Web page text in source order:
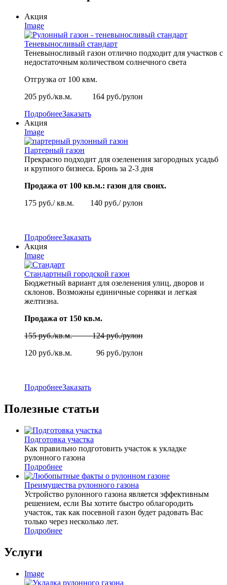
Акция
Image
Теневыносливый стандарт
Теневыносливый газон отлично подходит для участков с
недостаточным количеством солнечного света
Отгрузка от 100 квм.
205 руб./кв.м. 164 руб./рулон
ПодробнееЗаказать
Акция
Image
Партерный газон
Прекрасно подходит для озеленения загородных усадьб
и крупного бизнеса. Бронь за 2-3 дня
Продажа от 100 кв.м.: газон для своих.
175 руб./ кв.м. 140 руб./ рулон
ПодробнееЗаказать
Акция
Image
Стандартный городской газон
Бюджетный вариант для озеленения улиц, дворов и
склонов. Возможны единичные сорняки и легкая
желтизна.
Продажа от 150 кв.м.
155 руб./кв.м. 124 руб./рулон
120 руб./кв.м. 96 руб./рулон
ПодробнееЗаказать
Полезные статьи
Подготовка участка
Как правильно подготовить участок к укладке
рулонного газона
Подробнее
Преимущества рулонного газона
Устройство рулонного газона является эффективным
решением, если Вы хотите быстро облагородить
участок, так как посевной газон будет радовать Вас
только через несколько лет.
Подробнее
Услуги
Image